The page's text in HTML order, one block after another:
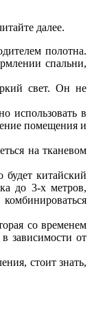
далее.
полотна.
спальни,
свет. Он не
использовать в
помещения и
на тканевом
китайский
до 3-х метров,
со временем
зависимости от
стоит знать,